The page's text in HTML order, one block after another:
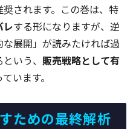
奨されます。この巻は、特
レする形になりますが、逆
展開」が読みたければ過
いう、 販売戦略として有
います。
ための最終解析